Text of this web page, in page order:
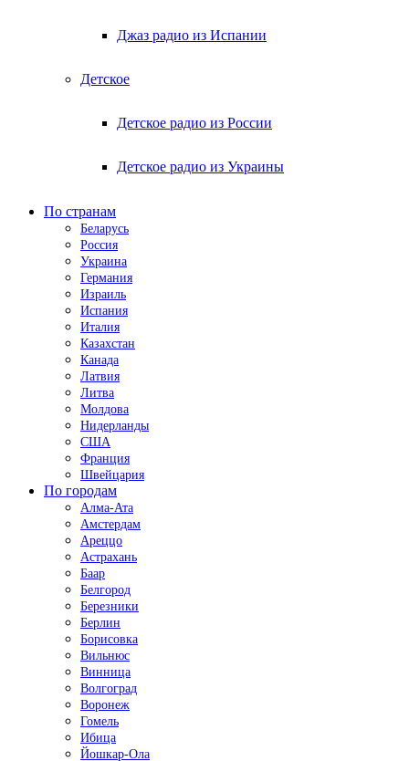
Джаз радио из Испании
Детское
Детское радио из России
Детское радио из Украины
По странам
Беларусь
Россия
Украина
Германия
Израиль
Испания
Италия
Казахстан
Канада
Латвия
Литва
Молдова
Нидерланды
США
Франция
Швейцария
По городам
Алма-Ата
Амстердам
Ареццо
Астрахань
Баар
Белгород
Березники
Берлин
Борисовка
Вильнюс
Винница
Волгоград
Воронеж
Гомель
Ибица
Йошкар-Ола